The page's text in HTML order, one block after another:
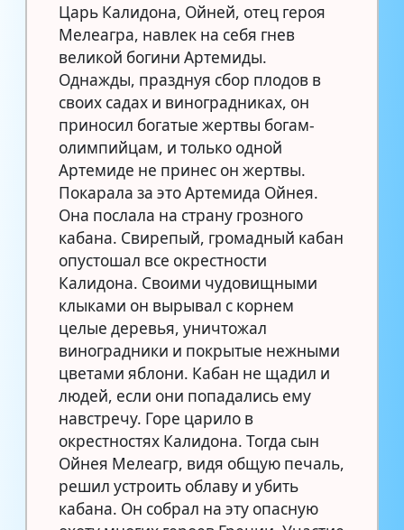
Царь Калидона, Ойней, отец героя
Мелеагра, навлек на себя гнев
великой богини Артемиды.
Однажды, празднуя сбор плодов в
своих садах и виноградниках, он
приносил богатые жертвы богам-
олимпийцам, и только одной
Артемиде не принес он жертвы.
Покарала за это Артемида Ойнея.
Она послала на страну грозного
кабана. Свирепый, громадный кабан
опустошал все окрестности
Калидона. Своими чудовищными
клыками он вырывал с корнем
целые деревья, уничтожал
виноградники и покрытые нежными
цветами яблони. Кабан не щадил и
людей, если они попадались ему
навстречу. Горе царило в
окрестностях Калидона. Тогда сын
Ойнея Мелеагр, видя общую печаль,
решил устроить облаву и убить
кабана. Он собрал на эту опасную